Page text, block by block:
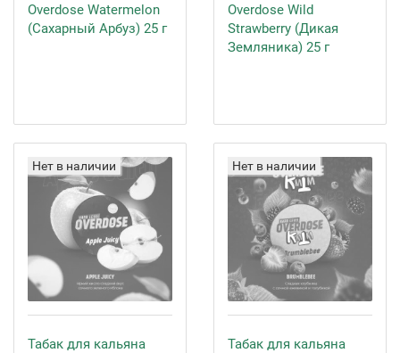
Overdose Watermelon
(Сахарный Арбуз) 25 г
Overdose Wild
Strawberry (Дикая
Земляника) 25 г
Нет в наличии
Табак для кальяна
Нет в наличии
Табак для кальяна